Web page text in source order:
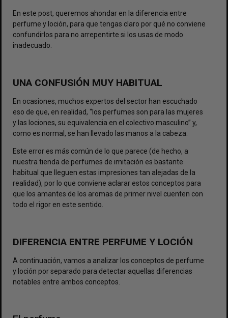
En este post, queremos ahondar en la diferencia entre
perfume y loción, para que tengas claro por qué no conviene
confundirlos para no arrepentirte si los usas de modo
inadecuado.
UNA CONFUSIÓN MUY HABITUAL
En ocasiones, muchos expertos del sector han escuchado
eso de que, en realidad, “los perfumes son para las mujeres
y las lociones, su equivalencia en el colectivo masculino” y,
como es normal, se han llevado las manos a la cabeza.
Este error es más común de lo que parece (de hecho, a
nuestra tienda de perfumes de imitación es bastante
habitual que lleguen estas impresiones tan alejadas de la
realidad), por lo que conviene aclarar estos conceptos para
que los amantes de los aromas de primer nivel cuenten con
todo el rigor en este sentido.
DIFERENCIA ENTRE PERFUME Y LOCIÓN
A continuación, vamos a analizar los conceptos de perfume
y loción por separado para detectar aquellas diferencias
notables entre ambos conceptos.